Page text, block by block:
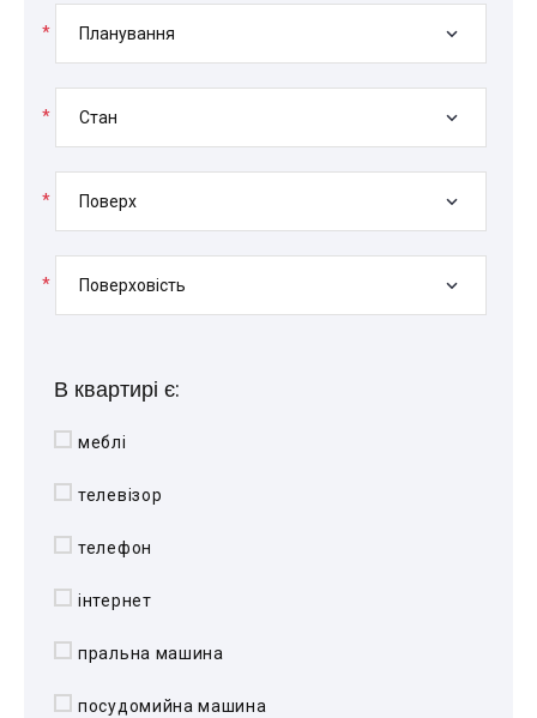
* Планування
* Стан
* Поверх
* Поверховість
В квартирі є:
меблі
телевізор
телефон
інтернет
пральна машина
посудомийна машина